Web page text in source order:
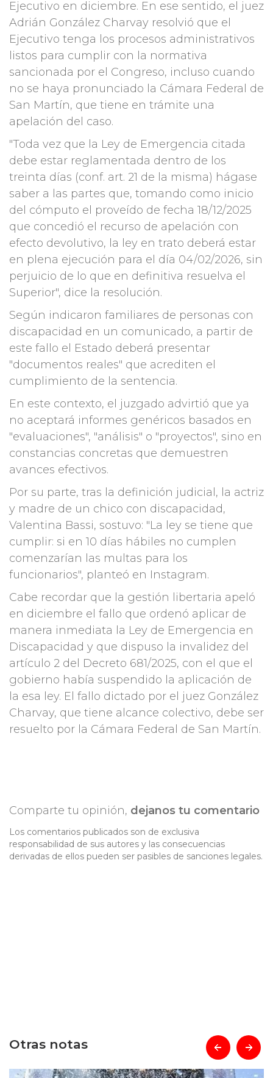
Ejecutivo en diciembre. En ese sentido, el juez
Adrián González Charvay resolvió que el
Ejecutivo tenga los procesos administrativos
listos para cumplir con la normativa
sancionada por el Congreso, incluso cuando
no se haya pronunciado la Cámara Federal de
San Martín, que tiene en trámite una
apelación del caso.
"Toda vez que la Ley de Emergencia citada
debe estar reglamentada dentro de los
treinta días (conf. art. 21 de la misma) hágase
saber a las partes que, tomando como inicio
del cómputo el proveído de fecha 18/12/2025
que concedió el recurso de apelación con
efecto devolutivo, la ley en trato deberá estar
en plena ejecución para el día 04/02/2026, sin
perjuicio de lo que en definitiva resuelva el
Superior", dice la resolución.
Según indicaron familiares de personas con
discapacidad en un comunicado, a partir de
este fallo el Estado deberá presentar
"documentos reales" que acrediten el
cumplimiento de la sentencia.
En este contexto, el juzgado advirtió que ya
no aceptará informes genéricos basados en
"evaluaciones", "análisis" o "proyectos", sino en
constancias concretas que demuestren
avances efectivos.
Por su parte, tras la definición judicial, la actriz
y madre de un chico con discapacidad,
Valentina Bassi, sostuvo: "La ley se tiene que
cumplir: si en 10 días hábiles no cumplen
comenzarían las multas para los
funcionarios", planteó en Instagram.
Cabe recordar que la gestión libertaria apeló
en diciembre el fallo que ordenó aplicar de
manera inmediata la Ley de Emergencia en
Discapacidad y que dispuso la invalidez del
artículo 2 del Decreto 681/2025, con el que el
gobierno había suspendido la aplicación de
la esa ley. El fallo dictado por el juez González
Charvay, que tiene alcance colectivo, debe ser
resuelto por la Cámara Federal de San Martín.
Comparte tu opinión, dejanos tu comentario
Los comentarios publicados son de exclusiva
responsabilidad de sus autores y las consecuencias
derivadas de ellos pueden ser pasibles de sanciones legales.
Otras notas prev next